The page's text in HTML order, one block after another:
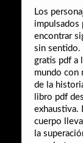
Los
impulsados
encontrar
sin sentido.
gratis pdf a
mundo con
de la
libro pdf
exhaustiva.
cuerpo
la